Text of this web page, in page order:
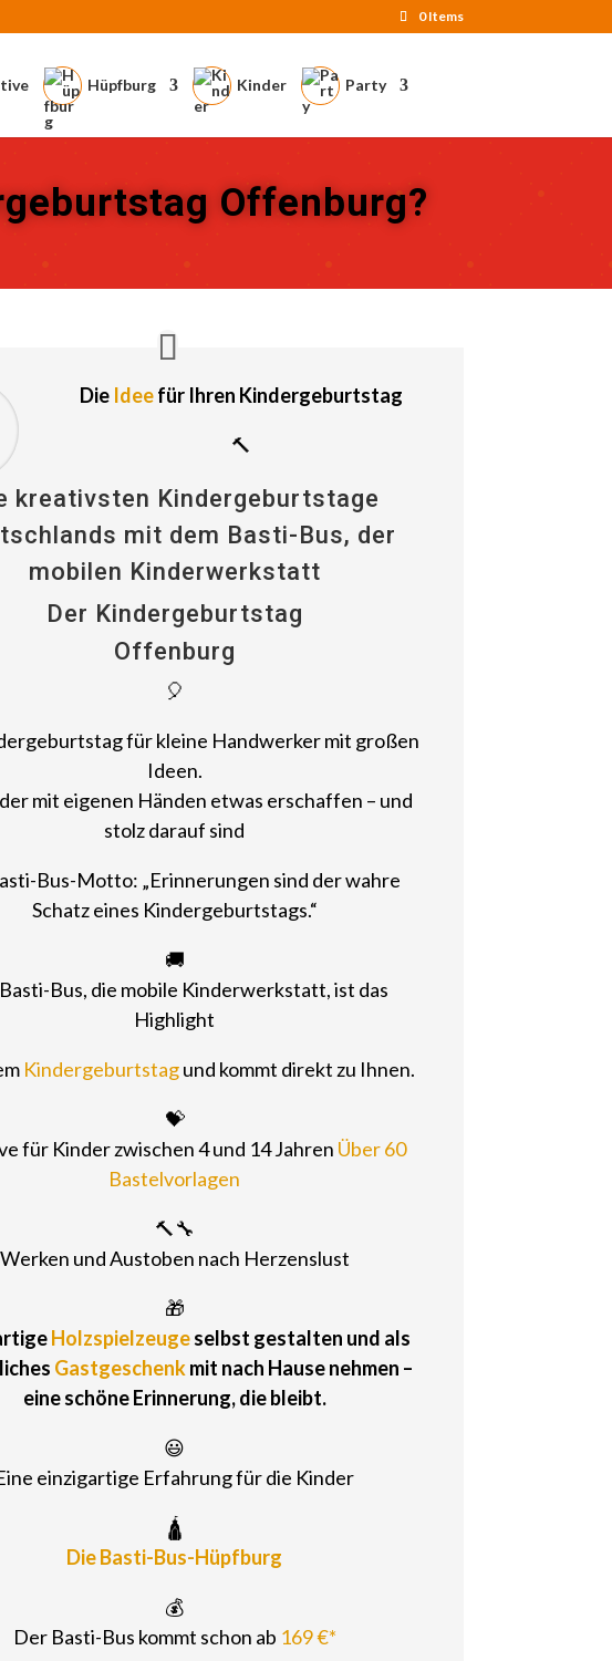
0 Items
Hüpfburg Kinder Party
Offenburg?
Die Ideefür Ihren Kindergeburtstag
🔨
kreativsten Kindergeburtstage
mit dem Basti-Bus, der
mobilen Kinderwerkstatt
Der Kindergeburtstag
Offenburg
🎈
für kleine Handwerker mit großen
Ideen.
mit eigenen Händen etwas erschaffen – und
stolz darauf sind
Bus-Motto: „Erinnerungen sind der wahre
Schatz eines Kindergeburtstags.“
🚚
Bus, die mobile Kinderwerkstatt, ist das
Highlight
Kindergeburtstagund kommt direkt zu Ihnen.
💝
für Kinder zwischen 4 und 14 Jahren Über 60
Bastelvorlagen
🔨🔧
Werken und Austoben nach Herzenslust
🎁
Holzspielzeugeselbst gestalten und als
Gastgeschenkmit nach Hause nehmen –
eine schöne Erinnerung, die bleibt.
😃
einzigartige Erfahrung für die Kinder
🛕
Die Basti-Bus-Hüpfburg
💰
Der Basti-Bus kommt schon ab 169 €*